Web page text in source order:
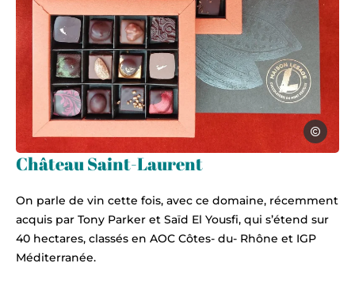
Maison Lesage chocolats Morières-
Laurent
Château Saint-Laurent
On parle de vin cette fois, avec ce domaine, récemment
acquis par Tony Parker et Saïd El Yousfi, qui s’étend sur
40 hectares, classés en AOC Côtes- du- Rhône et IGP
Méditerranée.